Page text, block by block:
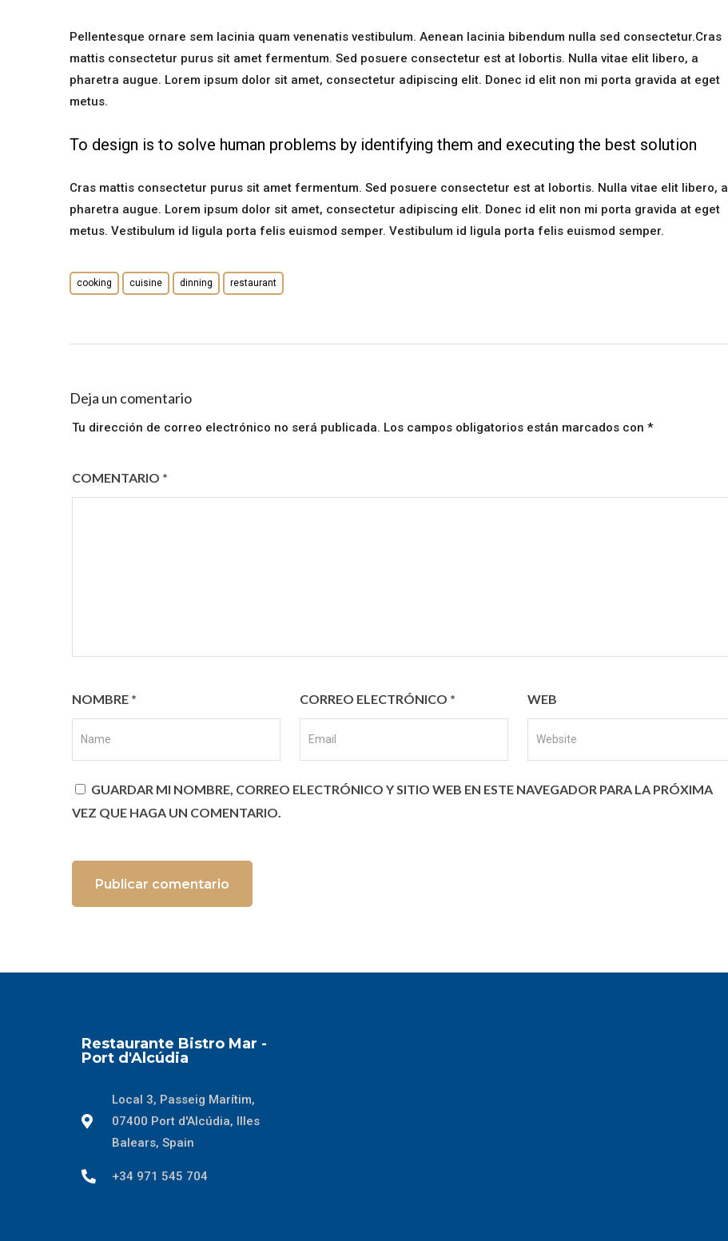
Pellentesque ornare sem lacinia quam venenatis vestibulum. Aenean lacinia bibendum nulla sed consectetur.Cras
mattis consectetur purus sit amet fermentum. Sed posuere consectetur est at lobortis. Nulla vitae elit libero, a
pharetra augue. Lorem ipsum dolor sit amet, consectetur adipiscing elit. Donec id elit non mi porta gravida at eget
metus.
To design is to solve human problems by identifying them and executing the best solution
Cras mattis consectetur purus sit amet fermentum. Sed posuere consectetur est at lobortis. Nulla vitae elit libero, a
pharetra augue. Lorem ipsum dolor sit amet, consectetur adipiscing elit. Donec id elit non mi porta gravida at eget
metus. Vestibulum id ligula porta felis euismod semper. Vestibulum id ligula porta felis euismod semper.
cooking cuisine dinning restaurant
Deja un comentario
Tu dirección de correo electrónico no será publicada. Los campos obligatorios están marcados con *
COMENTARIO *
NOMBRE * CORREO ELECTRÓNICO * WEB
GUARDAR MI NOMBRE, CORREO ELECTRÓNICO Y SITIO WEB EN ESTE NAVEGADOR PARA LA PRÓXIMA
VEZ QUE HAGA UN COMENTARIO.
Restaurante Bistro Mar -
Port d'Alcúdia
Local 3, Passeig Marítim,
07400 Port d'Alcúdia, Illes
Balears, Spain
+34 971 545 704